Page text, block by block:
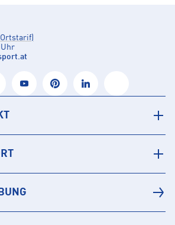
Ortstarif)
Uhr